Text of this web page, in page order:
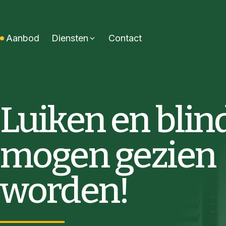
Aanbod Diensten Contact
Luiken en
mogen gezien
worden!